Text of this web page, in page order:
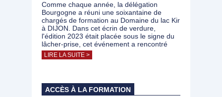
Comme chaque année, la délégation
Bourgogne a réuni une soixantaine de
chargés de formation au Domaine du lac Kir
à DIJON. Dans cet écrin de verdure,
l'édition 2023 était placée sous le signe du
lâcher-prise, cet événement a rencontré
LIRE LA SUITE >
ACCÈS À LA FORMATION